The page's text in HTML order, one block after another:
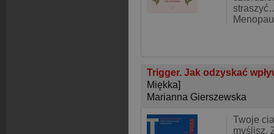
Trigger. Jak odzyskać
Miękka]
Marianna Gierszewska
Twoje
myślisz.